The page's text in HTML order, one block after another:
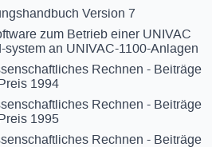
Version 7
zum Betrieb einer UNIVAC
system an UNIVAC-1100-Anlagen
Rechnen - Beiträge
1994
Rechnen - Beiträge
1995
Rechnen - Beiträge